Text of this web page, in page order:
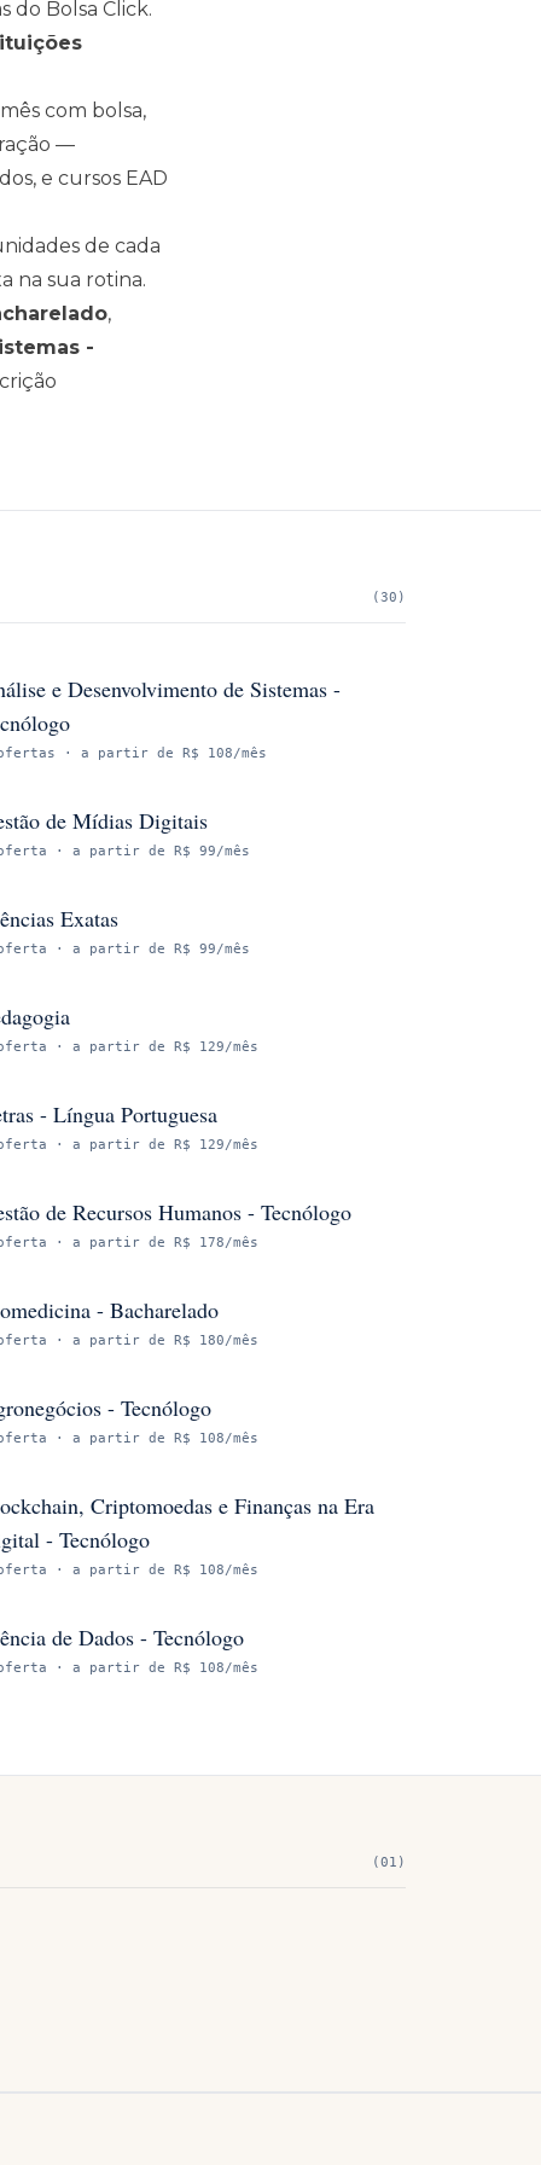
do Bolsa Click.
com bolsa,
—
e cursos EAD
de cada
na sua rotina.
,
-
(30 )
e Desenvolvimento de Sistemas -
· a partir de R$ 108/mês
de Mídias Digitais
· a partir de R$ 99/mês
Exatas
· a partir de R$ 99/mês
· a partir de R$ 129/mês
- Língua Portuguesa
· a partir de R$ 129/mês
de Recursos Humanos - Tecnólogo
· a partir de R$ 178/mês
- Bacharelado
· a partir de R$ 180/mês
- Tecnólogo
· a partir de R$ 108/mês
Criptomoedas e Finanças na Era
- Tecnólogo
· a partir de R$ 108/mês
de Dados - Tecnólogo
· a partir de R$ 108/mês
(01 )